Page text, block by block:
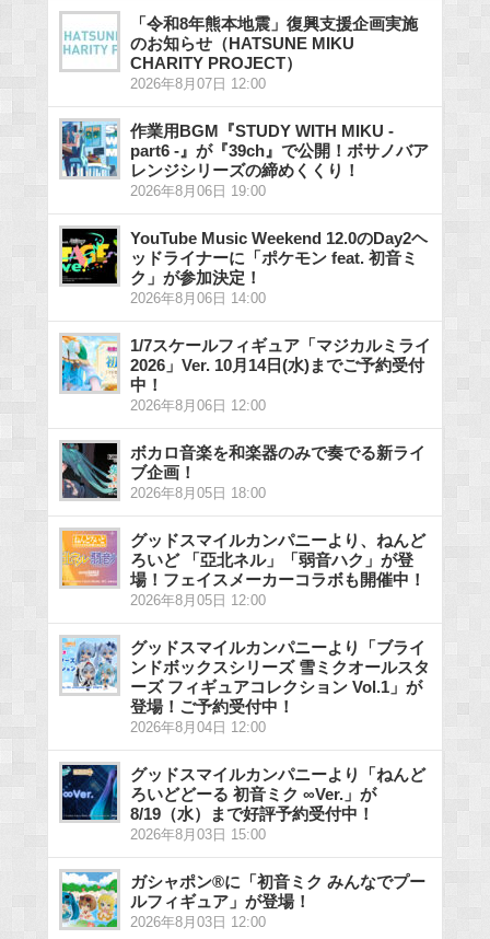
「令和8年熊本地震」復興支援企画実施
のお知らせ（HATSUNE MIKU
CHARITY PROJECT）
2026年8月07日 12:00
作業用BGM『STUDY WITH MIKU -
part6 -』が『39ch』で公開！ボサノバア
レンジシリーズの締めくくり！
2026年8月06日 19:00
YouTube Music Weekend 12.0のDay2ヘ
ッドライナーに「ポケモン feat. 初音ミ
ク」が参加決定！
2026年8月06日 14:00
1/7スケールフィギュア「マジカルミライ
2026」Ver. 10月14日(水)までご予約受付
中！
2026年8月06日 12:00
ボカロ音楽を和楽器のみで奏でる新ライ
ブ企画！
2026年8月05日 18:00
グッドスマイルカンパニーより、ねんど
ろいど 「亞北ネル」「弱音ハク」が登
場！フェイスメーカーコラボも開催中！
2026年8月05日 12:00
グッドスマイルカンパニーより「ブライ
ンドボックスシリーズ 雪ミクオールスタ
ーズ フィギュアコレクション Vol.1」が
登場！ご予約受付中！
2026年8月04日 12:00
グッドスマイルカンパニーより「ねんど
ろいどどーる 初音ミク ∞Ver.」が
8/19（水）まで好評予約受付中！
2026年8月03日 15:00
ガシャポン®に「初音ミク みんなでプー
ルフィギュア」が登場！
2026年8月03日 12:00